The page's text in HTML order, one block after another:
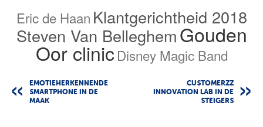
Eric de Haan Klantgerichtheid 2018
Steven Van BelleghemGouden
Oor clinic Disney Magic Band
EMOTIEHERKENNENDE
SMARTPHONE IN DE
MAAK
CUSTOMERZZ
INNOVATION LAB IN DE
STEIGERS